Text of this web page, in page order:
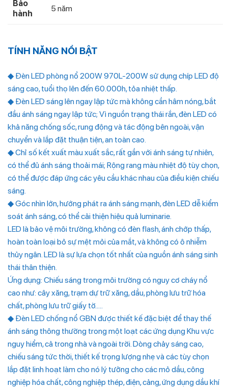
Bảo
hành
5 năm
TÍNH NĂNG NỔI BẬT
◆ Đèn LED phòng nổ 200W 970L-200W sử dụng chíp LED độ
sáng cao, tuổi thọ lên đến 60.000h, tỏa nhiệt thấp.
◆ Đèn LED sáng lên ngay lập tức mà không cần hâm nóng, bắt
đầu ánh sáng ngay lập tức; Vì nguồn trạng thái rắn, đèn LED có
khả năng chống sốc, rung động và tác động bên ngoài, vận
chuyển và lắp đặt thuận tiện, an toàn cao.
◆ Chỉ số kết xuất màu xuất sắc, rất gần với ánh sáng tự nhiên,
có thể đủ ánh sáng thoải mái; Rộng rang màu nhiệt độ tùy chọn,
có thể được đáp ứng các yêu cầu khác nhau của điều kiện chiếu
sáng.
◆ Góc nhìn lớn, hướng phát ra ánh sáng mạnh, đèn LED dễ kiểm
soát ánh sáng, có thể cải thiện hiệu quả luminarie.
LED là bảo vệ môi trường, không có đèn flash, ánh chớp thấp,
hoàn toàn loại bỏ sự mệt mỏi của mắt, và không có ô nhiễm
thủy ngân. LED là sự lựa chọn tốt nhất của nguồn ánh sáng sinh
thái thân thiện.
Ứng dụng: Chiếu sáng trong môi trường có nguy cơ cháy nổ
cao như: cây xăng, trạm dự trữ xăng, dầu, phòng lưu trữ hóa
chất, phòng lưu trữ giấy tờ…..
◆ Đèn LED chống nổ GBN được thiết kế đặc biệt để thay thế
ánh sáng thông thường trong một loạt các ứng dụng Khu vực
nguy hiểm, cả trong nhà và ngoài trời. Dòng chảy sáng cao,
chiếu sáng tức thời, thiết kế trọng lượng nhẹ và các tùy chọn
lắp đặt linh hoạt làm cho nó lý tưởng cho các mỏ dầu, công
nghiệp hóa chất, công nghiệp thép, điện, cảng, ứng dụng dầu khí